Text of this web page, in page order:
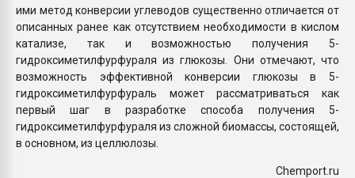
ими метод конверсии углеводов существенно отличается от
описанных ранее как отсутствием необходимости в кислом
катализе, так и возможностью получения 5-
гидроксиметилфурфураля из глюкозы. Они отмечают, что
возможность эффективной конверсии глюкозы в 5-
гидроксиметилфурфураль может рассматриваться как
первый шаг в разработке способа получения 5-
гидроксиметилфурфураля из сложной биомассы, состоящей,
в основном, из целлюлозы.
Chemport.ru